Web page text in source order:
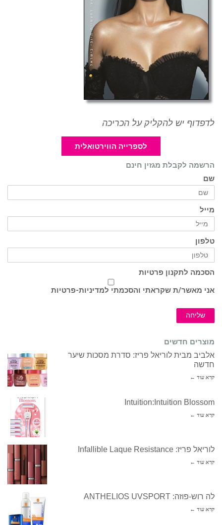
לדפדוף יש להקליק על הכריכה
לספרייה הווירטואלית
הרשמה לקבלת מגזין חינם
שם
מייל
טלפון
הסכמה לתקנון פרטיות
אני מאשר/ת שקראתי והסכמתי למדיניות-פרטיות
שליחה
מוצרים חדשים
אלביב מבית לוריאל פריז: סדרת מסכות שיער
חדשה
קרא עוד ←
Intuition:Intuition Blossom
קרא עוד ←
לוריאל פריז: Infallible Laque Resistance
קרא עוד ←
לה רוש-פוזה: ANTHELIOS UVSPORT
קרא עוד ←